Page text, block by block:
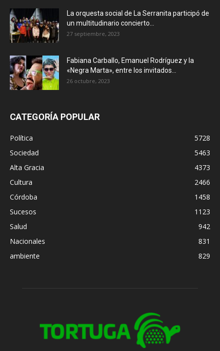
La orquesta social de La Serranita participó de
un multitudinario concierto...
27 septiembre, 2023
Fabiana Carballo, Emanuel Rodríguez y la
«Negra Marta», entre los invitados...
26 octubre, 2023
CATEGORÍA POPULAR
Política
5728
Sociedad
5463
Alta Gracia
4373
Cultura
2466
Córdoba
1458
Sucesos
1123
Salud
942
Nacionales
831
ambiente
829